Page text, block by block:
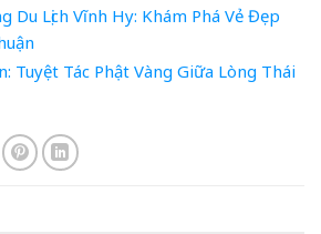
Du Lịch Vĩnh Hy: Khám Phá Vẻ Đẹp
Tuyệt Tác Phật Vàng Giữa Lòng Thái